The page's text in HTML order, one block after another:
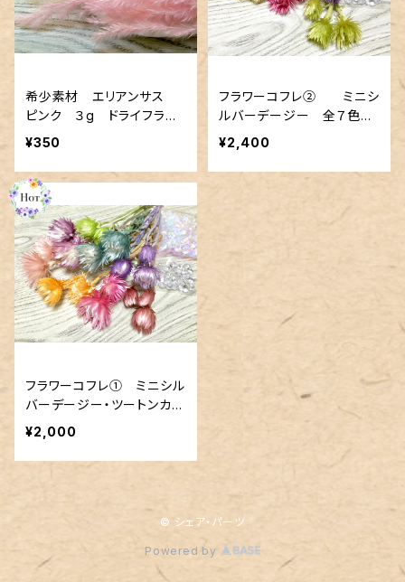
希少素材 エリアンサス
ピンク ３g ドライフラワ
ー スワッグ、キャンドル
¥350
フラワーコフレ② ミニシ
ルバーデージー 全７色
（ 各３輪 計２１輪 ）
¥2,400
フラワーコフレ① ミニシル
バーデージー・ツートンカラ
ー 全８色
¥2,000
© シェア・パーツ
Powered by